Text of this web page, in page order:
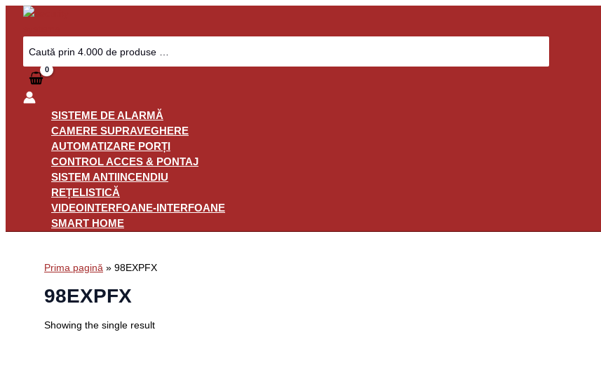
Skip
content
Search
for:
SISTEME DE ALARMĂ
CAMERE SUPRAVEGHERE
AUTOMATIZARE PORȚI
CONTROL ACCES & PONTAJ
SISTEM ANTIINCENDIU
REȚELISTICĂ
VIDEOINTERFOANE-INTERFOANE
SMART HOME
Prima pagină » 98EXPFX
98EXPFX
Showing the single result